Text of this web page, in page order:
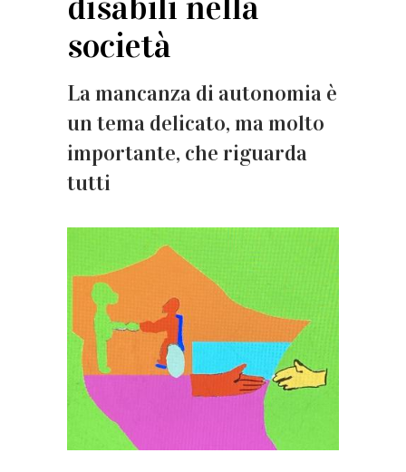
società
La mancanza di autonomia è
un tema delicato, ma molto
importante, che riguarda
tutti